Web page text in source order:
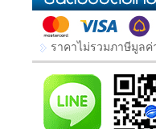
ราคาไม่รวมภาษีมูลค่